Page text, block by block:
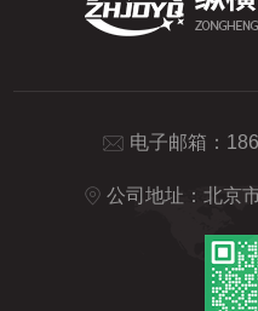
电子邮箱：
公司地址：北京